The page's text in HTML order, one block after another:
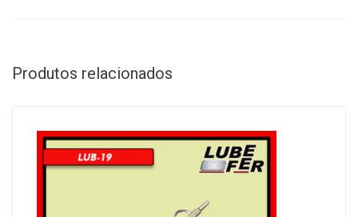
Produtos relacionados